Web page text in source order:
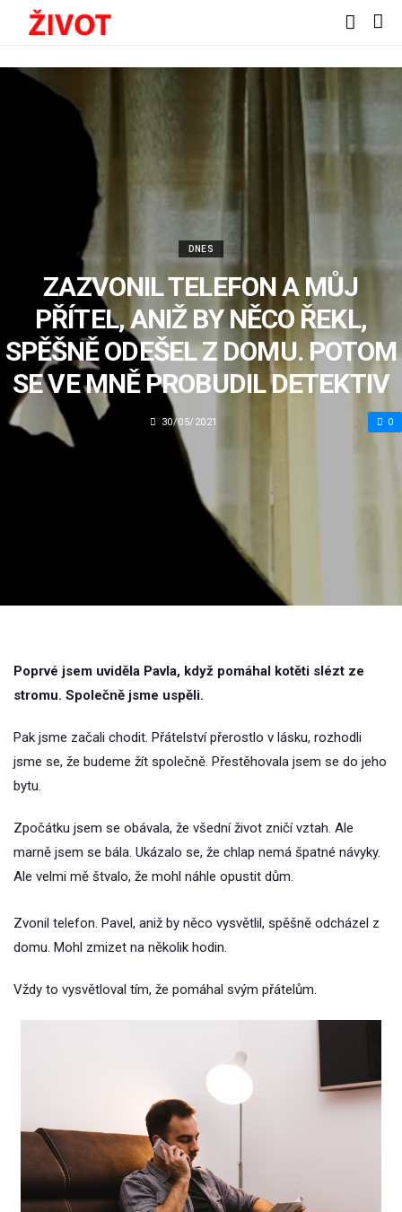
DNES
ZAZVONIL TELEFON A MŮJ
PŘÍTEL, ANIŽ BY NĚCO ŘEKL,
SPĚŠNĚ ODEŠEL Z DOMU. POTOM
SE VE MNĚ PROBUDIL DETEKTIV
30/05/2021 0
Poprvé jsem uviděla Pavla, když pomáhal kotěti slézt ze
stromu. Společně jsme uspěli.
Pak jsme začali chodit. Přátelství přerostlo v lásku, rozhodli
jsme se, že budeme žít společně. Přestěhovala jsem se do jeho
bytu.
Zpočátku jsem se obávala, že všední život zničí vztah. Ale
marně jsem se bála. Ukázalo se, že chlap nemá špatné návyky.
Ale velmi mě štvalo, že mohl náhle opustit dům.
Zvonil telefon. Pavel, aniž by něco vysvětlil, spěšně odcházel z
domu. Mohl zmizet na několik hodin.
Vždy to vysvětloval tím, že pomáhal svým přátelům.